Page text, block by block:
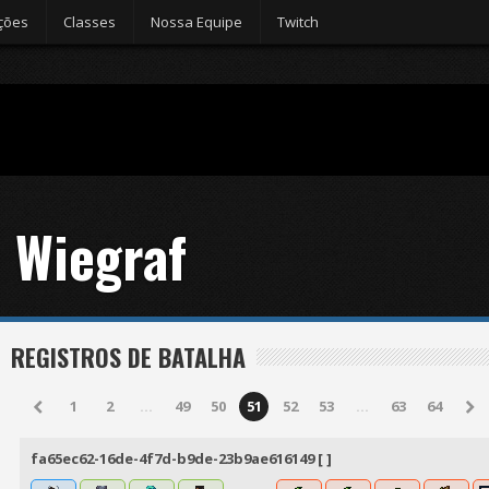
Classes Nossa Equipe Twitch
Wiegraf
REGISTROS DE BATALHA
1 2 ... 49 50 51 52 53 ... 63 64
fa65ec62-16de-4f7d-b9de-23b9ae616149 [ ]